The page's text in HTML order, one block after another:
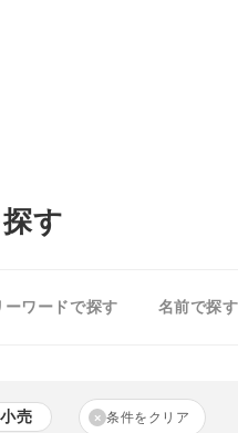
す
ーワードで探す 名前で探す
小売 × 条件をクリア